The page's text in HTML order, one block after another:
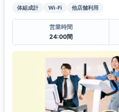
体組成計 Wi-Fi 他店舗利用
営業時間
24:00間